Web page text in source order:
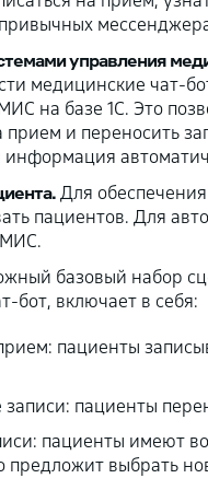
управления
медицинские чат-
на базе 1С. Это
прием и переносить
информация
Для
пациентов. Для
МИС.
базовый набор
бот, включает в себя:
пациенты
пациенты
пациенты имеют
предложит выбрать